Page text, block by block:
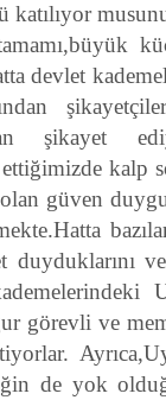
devlet
şikayet
kalp
güven
duyduklarını
görevli ve
de yok